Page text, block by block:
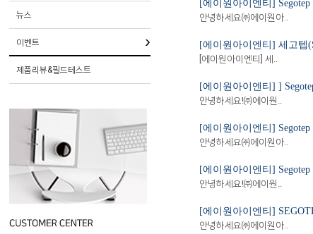
뉴스
이벤트
제품리뷰&필드테스트
[에이원아이엔티]
안녕하세요㈜에이원아..
[에이원아이엔티] 세고텝
[에이원아이엔티] 세..
[에이원아이엔티] ]
안녕하세요!㈜에이원..
[에이원아이엔티]
안녕하세요㈜에이원아..
[에이원아이엔티]
안녕하세요!㈜에이원..
[에이원아이엔티]
안녕하세요㈜에이원아..